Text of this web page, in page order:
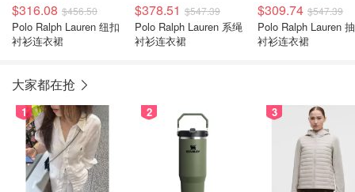
$316.08 $456.50
Polo Ralph Lauren 纽扣
衬衫连衣裙
$378.51 $547.39
Polo Ralph Lauren 系绳
衬衫连衣裙
$309.74 $547.39
Polo Ralph Lauren
衬衫连衣裙
大家都在抢
1 2 3